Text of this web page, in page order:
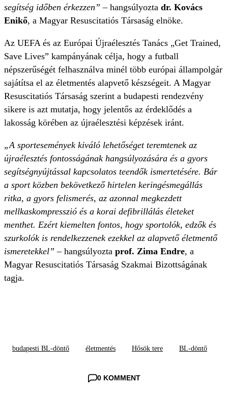
segítség időben érkezzen” – hangsúlyozta dr. Kovács
Enikő, a Magyar Resuscitatiós Társaság elnöke.
Az UEFA és az Európai Újraélesztés Tanács „Get Trained,
Save Lives” kampányának célja, hogy a futball
népszerűségét felhasználva minél több európai állampolgár
sajátítsa el az életmentés alapvető készségeit. A Magyar
Resuscitatiós Társaság szerint a budapesti rendezvény
sikere is azt mutatja, hogy jelentős az érdeklődés a
lakosság körében az újraélesztési képzések iránt.
„A sportesemények kiváló lehetőséget teremtenek az
újraélesztés fontosságának hangsúlyozására és a gyors
segítségnyújtással kapcsolatos teendők ismertetésére. Bár
a sport közben bekövetkező hirtelen keringésmegállás
ritka, a gyors felismerés, az azonnal megkezdett
mellkaskompresszió és a korai defibrillálás életeket
menthet. Ezért kiemelten fontos, hogy sportolók, edzők és
szurkolók is rendelkezzenek ezekkel az alapvető életmentő
ismeretekkel”– hangsúlyozta prof. Zima Endre, a
Magyar Resuscitatiós Társaság Szakmai Bizottságának
tagja.
budapesti BL-döntő életmentés Hősök tere BL-döntő
0 KOMMENT